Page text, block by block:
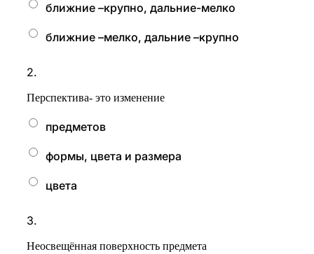
ближние –крупно, дальние-мелко
ближние –мелко, дальние –крупно
2.
Перспектива- это изменение
предметов
формы, цвета и размера
цвета
3.
Неосвещённая поверхность предмета